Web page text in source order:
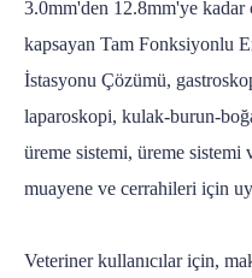
3.0mm'den 12.8mm'ye kadar
kapsayan Tam Fonksiyonlu
İstasyonu Çözümü,
laparoskopi, kulak-burun-
üreme sistemi, üreme sistemi
muayene ve cerrahileri için
Veteriner kullanıcılar için,